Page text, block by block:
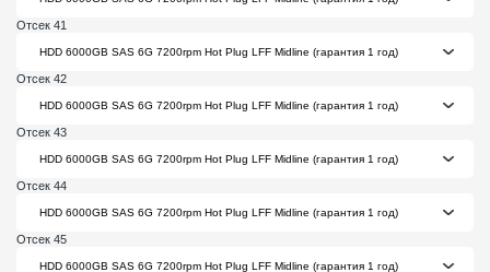
Отсек 41
Отсек 42
Отсек 43
Отсек 44
Отсек 45